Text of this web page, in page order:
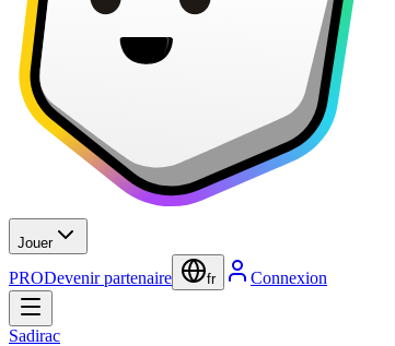
Jouer
PRODevenir partenaire fr Connexion
Sadirac